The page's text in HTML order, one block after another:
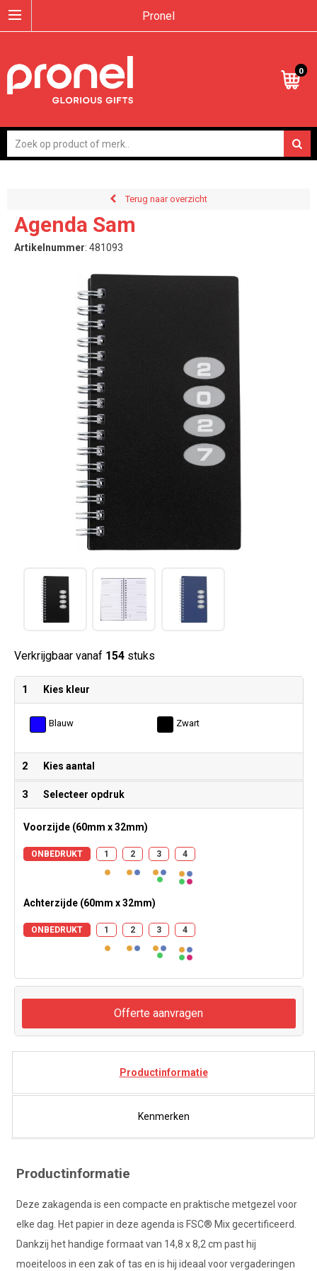
Pronel
0
Terug naar overzicht
Agenda Sam
Artikelnummer: 481093
Verkrijgbaar vanaf 154stuks
1 Kies kleur
Blauw Zwart
2 Kies aantal
3 Selecteer opdruk
Voorzijde (60mm x 32mm)
ONBEDRUKT 1 2 3 4
Achterzijde (60mm x 32mm)
ONBEDRUKT 1 2 3 4
Offerte aanvragen
Productinformatie
Kenmerken
Productinformatie
Deze zakagenda is een compacte en praktische metgezel voor
elke dag. Het papier in deze agenda is FSC® Mix gecertificeerd.
Dankzij het handige formaat van 14,8 x 8,2 cm past hij
moeiteloos in een zak of tas en is hij ideaal voor vergaderingen